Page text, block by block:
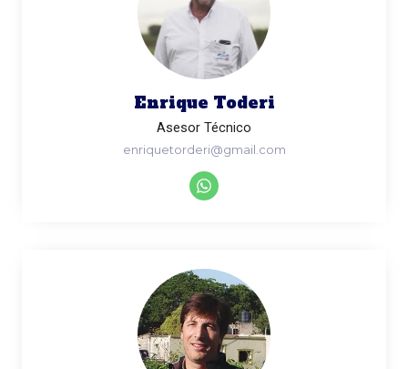
Enrique Toderi
Asesor Técnico
enriquetorderi@gmail.com